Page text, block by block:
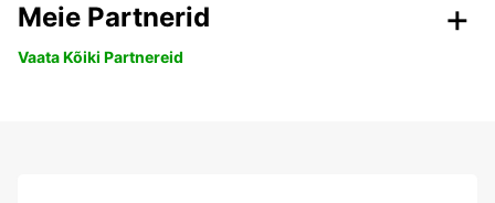
Meie Partnerid
Vaata Kõiki Partnereid